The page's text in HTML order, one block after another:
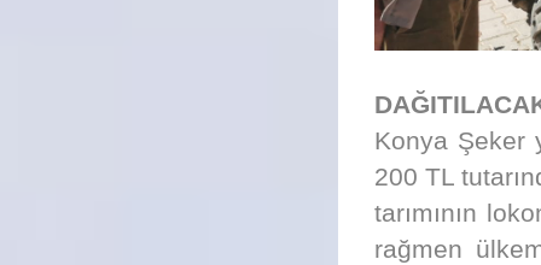
Konya Şeker
200 TL
tarımının
rağmen